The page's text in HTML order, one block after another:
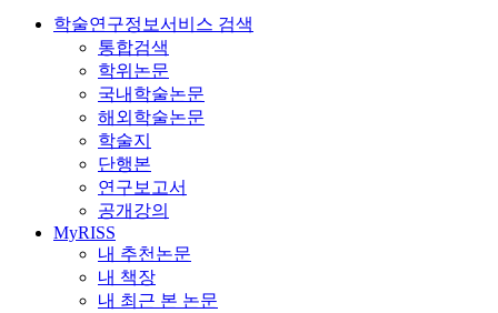
학술연구정보서비스 검색
통합검색
학위논문
국내학술논문
해외학술논문
학술지
단행본
연구보고서
공개강의
MyRISS
내 추천논문
내 책장
내 최근 본 논문